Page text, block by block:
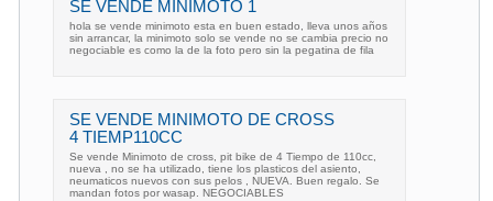
SE VENDE MINIMOTO 1
hola se vende minimoto esta en buen estado, lleva unos años
sin arrancar, la minimoto solo se vende no se cambia precio no
negociable es como la de la foto pero sin la pegatina de fila
SE VENDE MINIMOTO DE CROSS
4 TIEMP110CC
Se vende Minimoto de cross, pit bike de 4 Tiempo de 110cc,
nueva , no se ha utilizado, tiene los plasticos del asiento,
neumaticos nuevos con sus pelos , NUEVA. Buen regalo. Se
mandan fotos por wasap. NEGOCIABLES